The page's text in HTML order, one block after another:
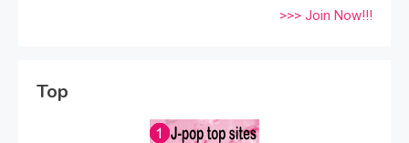
>>> Join Now!!!
Top